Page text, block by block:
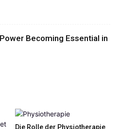
Becoming Essential in
Die Rolle der Physiotherapie